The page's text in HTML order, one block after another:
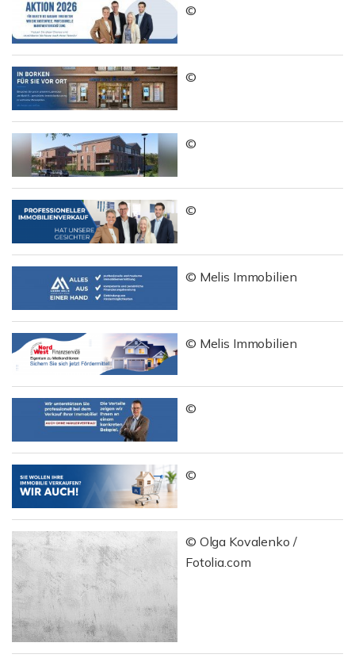
©
©
©
©
© Melis Immobilien
© Melis Immobilien
©
©
© Olga Kovalenko /
Fotolia.com